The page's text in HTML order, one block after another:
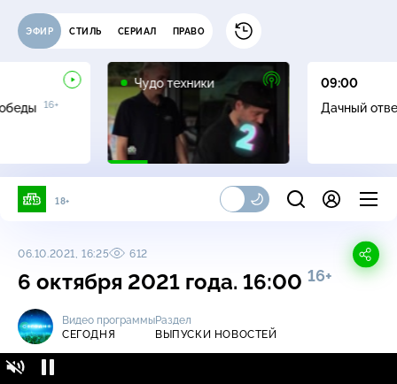
ЭФИР СТИЛЬ СЕРИАЛ ПРАВО
16+
Чудо техники
09:00
Дачный
18+
06.10.2021, 16:25 612
6 октября 2021 года. 16:00 16+
Видео программы
СЕГОДНЯ
Раздел
ВЫПУСКИ НОВОСТЕЙ